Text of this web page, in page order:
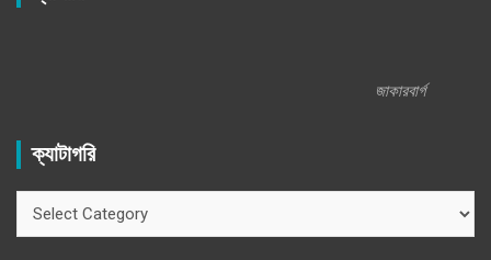
জাকারবার্গ
ক্যাটাগরি